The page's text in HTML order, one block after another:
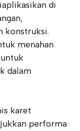
di
konstruksi.
menahan
dalam
karet
performa